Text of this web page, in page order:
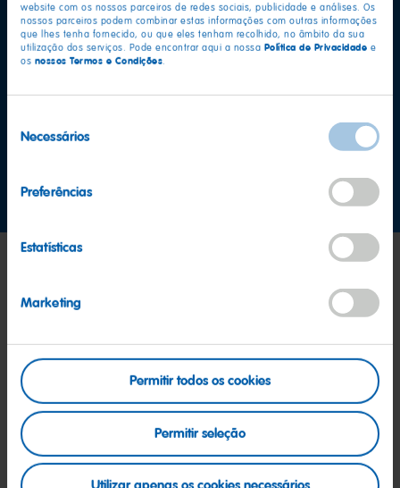
website com os nossos parceiros de redes sociais, publicidade e análises. Os
nossos parceiros podem combinar estas informações com outras informações
que lhes tenha fornecido, ou que eles tenham recolhido, no âmbito da sua
utilização dos serviços. Pode encontrar aqui a nossa Política de Privacidade e
os nossos Termos e Condições.
deNecessários
Preferências
Estatísticas
Marketing
Permitir todos os cookies
Permitir seleção
Equipa de serviço ao consumidor